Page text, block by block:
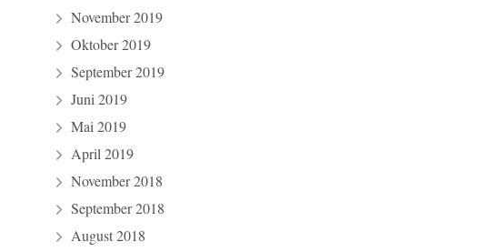
November 2019
Oktober 2019
September 2019
Juni 2019
Mai 2019
April 2019
November 2018
September 2018
August 2018